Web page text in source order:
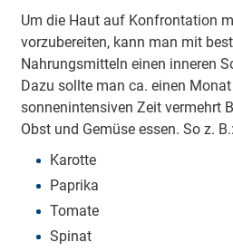
Um die Haut auf Konfrontation
vorzubereiten, kann man mit
Nahrungsmitteln einen inneren
Dazu sollte man ca. einen
sonnenintensiven Zeit vermehrt
Obst und Gemüse essen. So z. B.:
Karotte
Paprika
Tomate
Spinat